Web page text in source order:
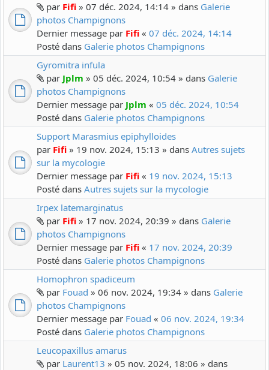
par Fifi » 07 déc. 2024, 14:14 » dans Galerie
photos Champignons
Dernier message par Fifi « 07 déc. 2024, 14:14
Posté dans Galerie photos Champignons
Gyromitra infula
par Jplm » 05 déc. 2024, 10:54 » dans Galerie
photos Champignons
Dernier message par Jplm « 05 déc. 2024, 10:54
Posté dans Galerie photos Champignons
Support Marasmius epiphylloides
par Fifi » 19 nov. 2024, 15:13 » dans Autres sujets
sur la mycologie
Dernier message par Fifi « 19 nov. 2024, 15:13
Posté dans Autres sujets sur la mycologie
Irpex latemarginatus
par Fifi » 17 nov. 2024, 20:39 » dans Galerie
photos Champignons
Dernier message par Fifi « 17 nov. 2024, 20:39
Posté dans Galerie photos Champignons
Homophron spadiceum
par Fouad » 06 nov. 2024, 19:34 » dans Galerie
photos Champignons
Dernier message par Fouad « 06 nov. 2024, 19:34
Posté dans Galerie photos Champignons
Leucopaxillus amarus
par Laurent13 » 05 nov. 2024, 18:06 » dans